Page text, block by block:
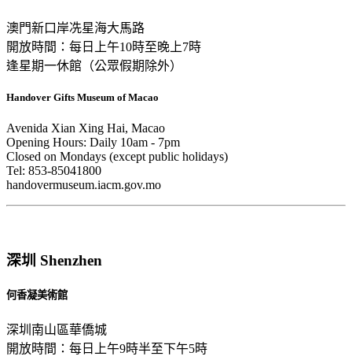
澳門新口岸冼星海大馬路
開放時間：每日上午10時至晚上7時
逢星期一休館（公眾假期除外）
Handover Gifts Museum of Macao
Avenida Xian Xing Hai, Macao
Opening Hours: Daily 10am - 7pm
Closed on Mondays (except public holidays)
Tel: 853-85041800
handovermuseum.iacm.gov.mo
深圳 Shenzhen
何香凝美術館
深圳南山區華僑城
開放時間：每日上午9時半至下午5時